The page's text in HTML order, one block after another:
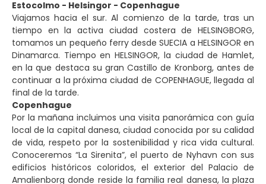
Estocolmo - Helsingor - Copenhague
Viajamos hacia el sur. Al comienzo de la tarde, tras un
tiempo en la activa ciudad costera de HELSINGBORG,
tomamos un pequeño ferry desde SUECIA a HELSINGOR en
Dinamarca. Tiempo en HELSINGOR, la ciudad de Hamlet,
en la que destaca su gran Castillo de Kronborg, antes de
continuar a la próxima ciudad de COPENHAGUE, llegada al
final de la tarde.
Copenhague
Por la mañana incluimos una visita panorámica con guía
local de la capital danesa, ciudad conocida por su calidad
de vida, respeto por la sostenibilidad y rica vida cultural.
Conoceremos “La Sirenita”, el puerto de Nyhavn con sus
edificios históricos coloridos, el exterior del Palacio de
Amalienborg donde reside la familia real danesa, la plaza